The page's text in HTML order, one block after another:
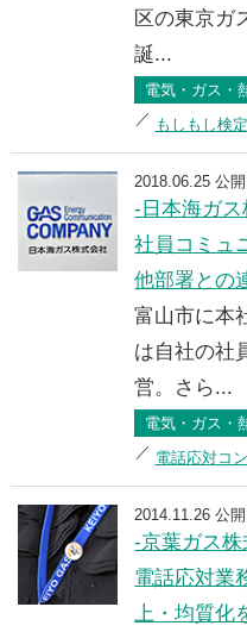
区の東京ガ
誕...
電気・ガス・
もしもし検定
2018.06.25 公開
-日本海ガ
社員コミュ
他部署との
富山市に本
は自社の社
営。さら...
電気・ガス・
電話応対コ
2014.11.26 公開
-京葉ガス株
電話応対業
上・均質化